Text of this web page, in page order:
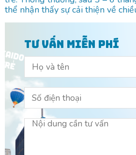
thể nhận thấy sự cải thiện về
TƯ VẤN MIỄN PHÍ